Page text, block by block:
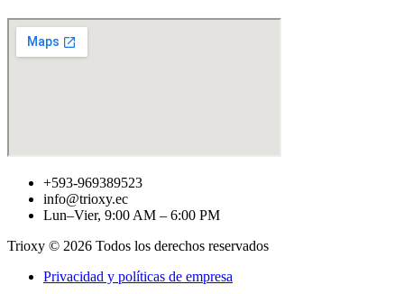
+593-969389523
info@trioxy.ec
Lun–Vier, 9:00 AM – 6:00 PM
Trioxy © 2026 Todos los derechos reservados
Privacidad y políticas de empresa